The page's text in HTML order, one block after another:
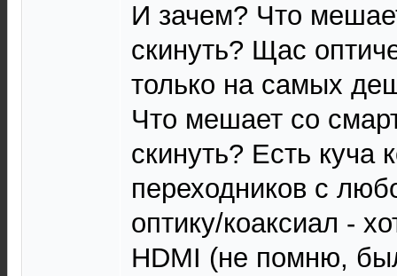
И зачем? Что
скинуть? Щас
только на самых
Что мешает со
скинуть? Есть куча
переходников с
оптику/коаксиал -
HDMI (не помню,